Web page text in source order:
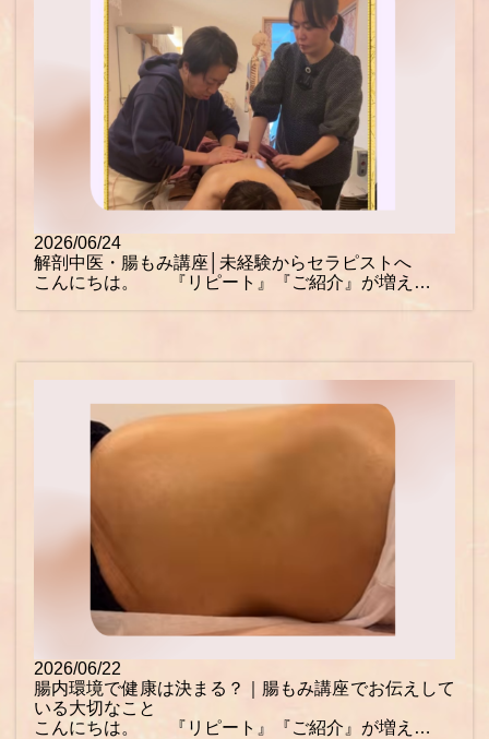
2026/06/24
解剖中医・腸もみ講座│未経験からセラピストへ
こんにちは。 『リピート』『ご紹介』が増え…
2026/06/22
腸内環境で健康は決まる？｜腸もみ講座でお伝えして
いる大切なこと
こんにちは。 『リピート』『ご紹介』が増え…